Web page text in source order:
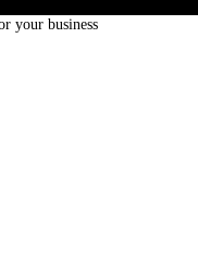
your business